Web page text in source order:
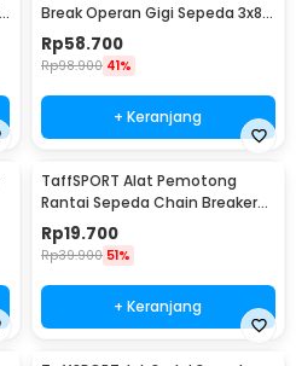
Break Operan Gigi Sepeda 3x8
Speed 2 PCS - SL-M310
Rp58.700
Rp98.900 41%
+ Keranjang
TaffSPORT Alat Pemotong
Rantai Sepeda Chain Breaker
Cutter - TD8591
Rp19.700
Rp39.900 51%
+ Keranjang